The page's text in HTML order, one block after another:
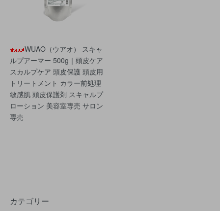
WUAO（ウアオ） スキャ
ルプアーマー 500g｜頭皮ケア
スカルプケア 頭皮保護 頭皮用
トリートメント カラー前処理
敏感肌 頭皮保護剤 スキャルプ
ローション 美容室専売 サロン
専売
カテゴリー